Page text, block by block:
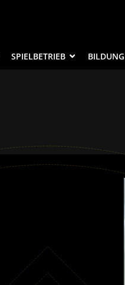
SPIELBETRIEB BILDUNG